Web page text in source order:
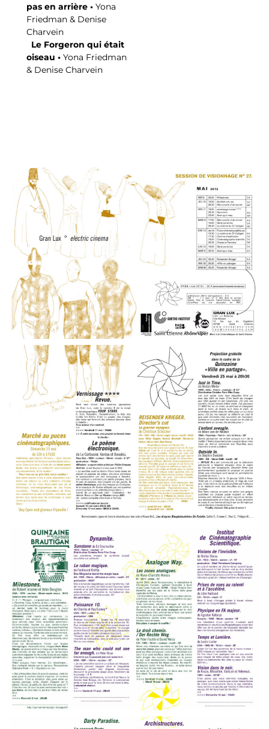
pas en arrière • Yona
Friedman & Denise
Charvein
Le Forgeron qui était
oiseau • Yona Friedman
& Denise Charvein